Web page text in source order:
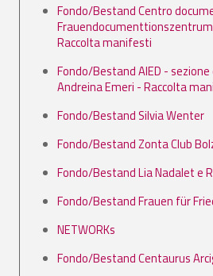
Fondo/Bestand Centro
Raccolta manifesti
Fondo/Bestand AIED -
Andreina Emeri - Raccolta
Fondo/Bestand Silvia Wenter
Fondo/Bestand Zonta Club
Fondo/Bestand Lia Nadalet e
Fondo/Bestand Frauen für
NETWORKs
Fondo/Bestand Centaurus